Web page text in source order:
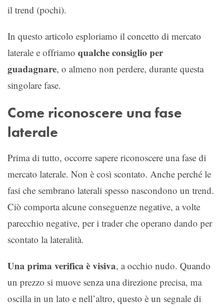
il trend (pochi).
In questo articolo esploriamo il concetto di mercato
laterale e offriamo qualche consiglio per
guadagnare, o almeno non perdere, durante questa
singolare fase.
Come riconoscere una fase
laterale
Prima di tutto, occorre sapere riconoscere una fase di
mercato laterale. Non è così scontato. Anche perché le
fasi che sembrano laterali spesso nascondono un trend.
Ciò comporta alcune conseguenze negative, a volte
parecchio negative, per i trader che operano dando per
scontato la lateralità.
Una prima verifica è visiva, a occhio nudo. Quando
un prezzo si muove senza una direzione precisa, ma
oscilla in un lato e nell’altro, questo è un segnale di